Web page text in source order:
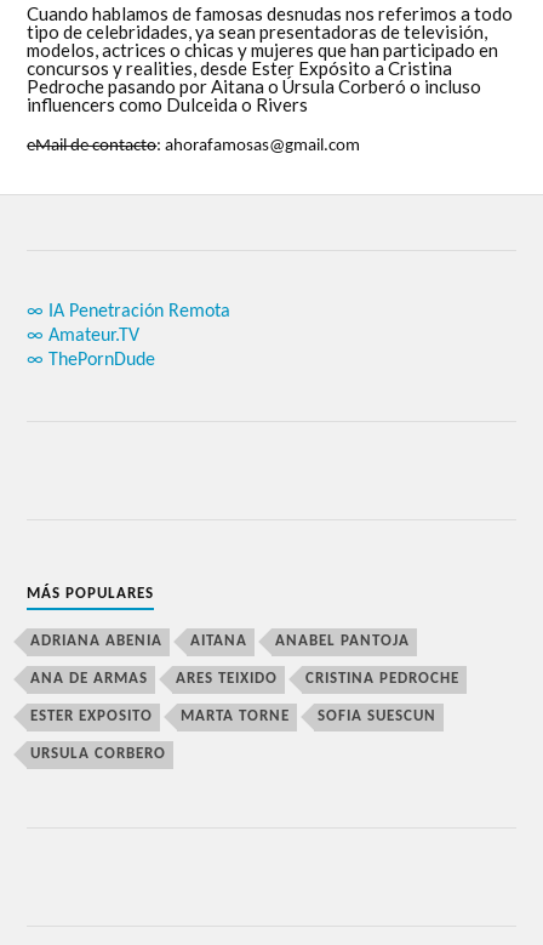
Cuando hablamos de famosas desnudas nos referimos a todo
tipo de celebridades, ya sean presentadoras de televisión,
modelos, actrices o chicas y mujeres que han participado en
concursos y realities, desde Ester Expósito a Cristina
Pedroche pasando por Aitana o Úrsula Corberó o incluso
influencers como Dulceida o Rivers
eMail de contacto: ahorafamosas@gmail.com
∞ IA Penetración Remota
∞ Amateur.TV
∞ ThePornDude
MÁS POPULARES
ADRIANA ABENIA AITANA ANABEL PANTOJA
ANA DE ARMAS ARES TEIXIDO CRISTINA PEDROCHE
ESTER EXPOSITO MARTA TORNE SOFIA SUESCUN
URSULA CORBERO